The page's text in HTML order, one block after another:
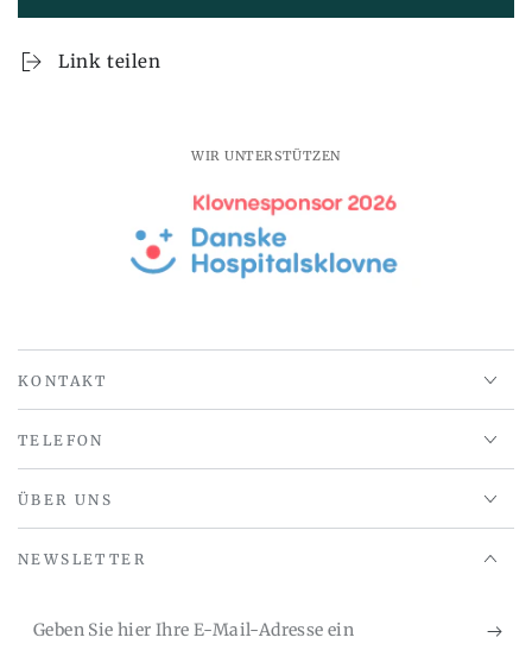
Menge
Menge
Ecto
Link teilen
WIR UNTERSTÜTZEN
KONTAKT
TELEFON
ÜBER UNS
NEWSLETTER
Geben